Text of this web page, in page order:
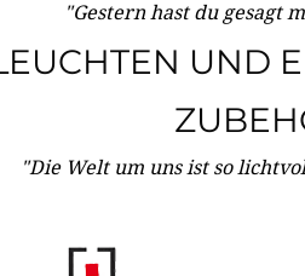
"Gestern hast du gesagt
UND
"Die Welt um uns ist so